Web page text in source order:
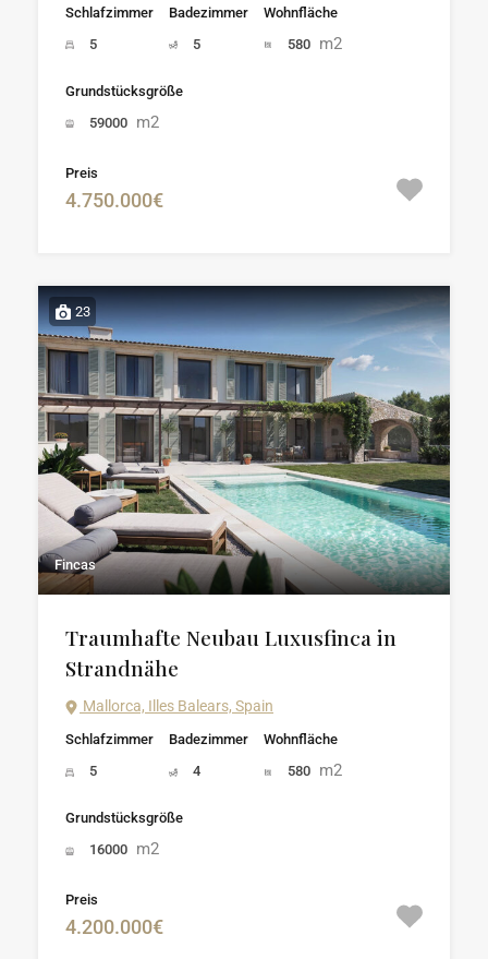
Schlafzimmer
5
Badezimmer
5
Wohnfläche
580 m2
Grundstücksgröße
59000 m2
Preis
4.750.000€
23
Fincas
Traumhafte Neubau Luxusfinca in
Strandnähe
Mallorca, Illes Balears, Spain
Schlafzimmer
5
Badezimmer
4
Wohnfläche
580 m2
Grundstücksgröße
16000 m2
Preis
4.200.000€